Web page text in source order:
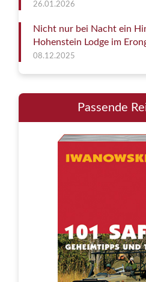
26.01.2026
Nicht nur bei Nacht ein
Hohenstein Lodge im
08.12.2025
Passende